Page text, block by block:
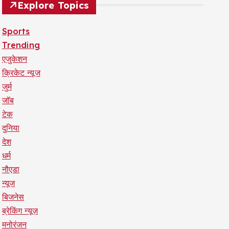
Explore Topics
Sports
Trending
एजुकेशन
क्रिकेट न्यूज
जुर्म
जॉब
टेक
दुनिया
देश
धर्म
नौएडा
न्यूज
बिजनेस
ब्रेकिंग न्यूज़
मनोरंजन